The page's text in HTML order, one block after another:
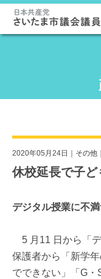
2020年05月24日｜ その他
休校延長で子
デジタル授業に不
5 月11 日から「デ
保護者から「新学
でできない」「G・